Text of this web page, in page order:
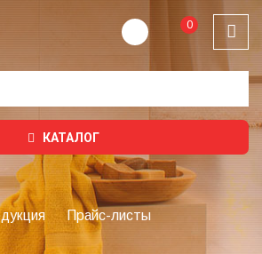
0
КАТАЛОГ
Прайс-листы